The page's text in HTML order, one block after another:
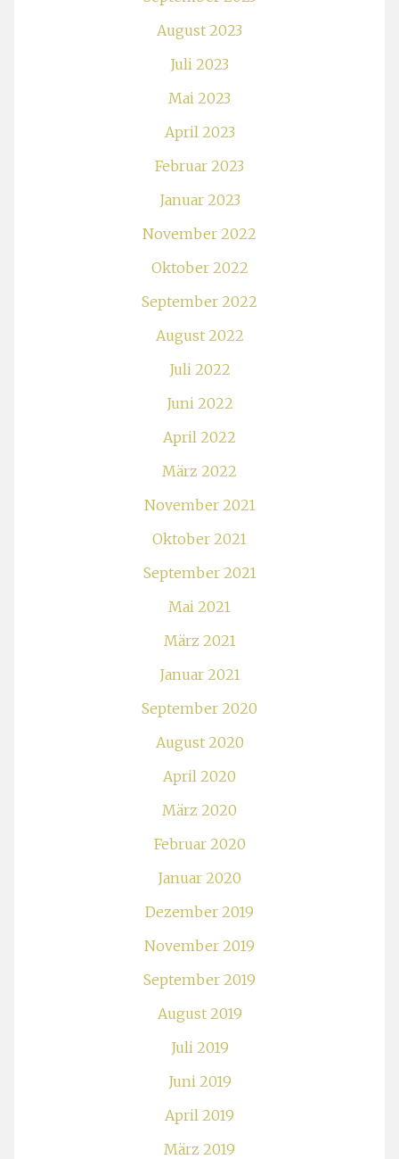
August 2023
Juli 2023
Mai 2023
April 2023
Februar 2023
Januar 2023
November 2022
Oktober 2022
September 2022
August 2022
Juli 2022
Juni 2022
April 2022
März 2022
November 2021
Oktober 2021
September 2021
Mai 2021
März 2021
Januar 2021
September 2020
August 2020
April 2020
März 2020
Februar 2020
Januar 2020
Dezember 2019
November 2019
September 2019
August 2019
Juli 2019
Juni 2019
April 2019
März 2019